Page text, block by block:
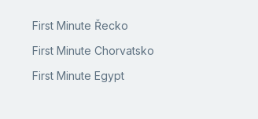
First Minute Řecko
First Minute Chorvatsko
First Minute Egypt